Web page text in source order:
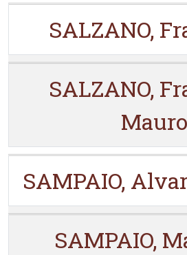
SALZANO,
SALZANO,
Mauro
SAMPAIO,
SAMPAIO,